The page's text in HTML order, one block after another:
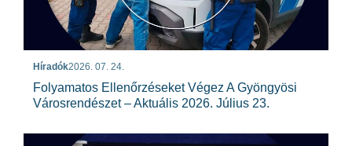
Híradók2026. 07. 24.
Folyamatos Ellenőrzéseket Végez A Gyöngyösi
Városrendészet – Aktuális 2026. Július 23.